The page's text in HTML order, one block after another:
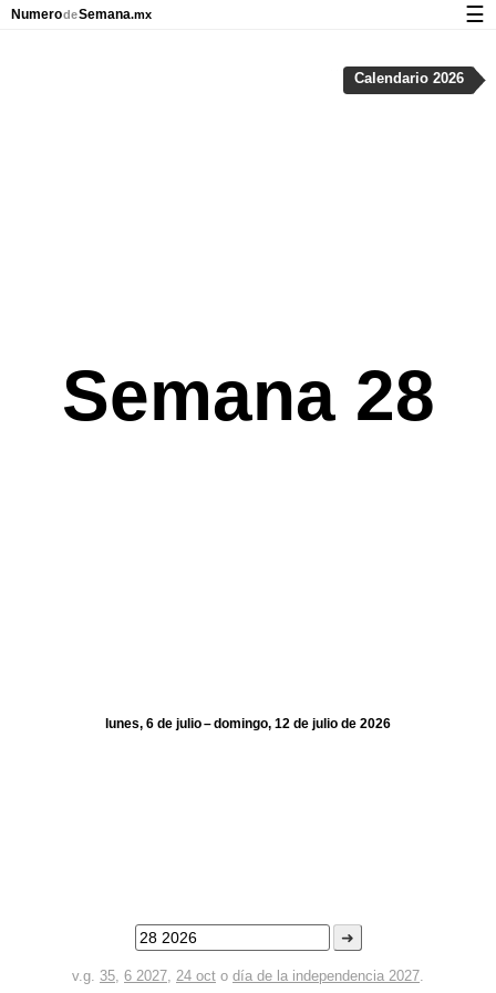
Semana 28
lunes, 6 de julio – domingo, 12 de julio de 2026
➜
v.g. 35, 6 2027, 24 oct o día de la independencia 2027.
Calendario 2026
NumerodeSemana.mx ☰